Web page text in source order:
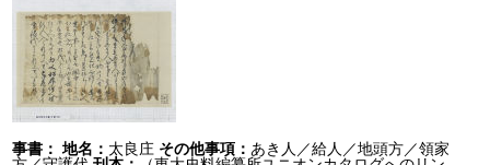
事書： 地名： 太良庄 その他事項： あき人／給人／地頭方／領家